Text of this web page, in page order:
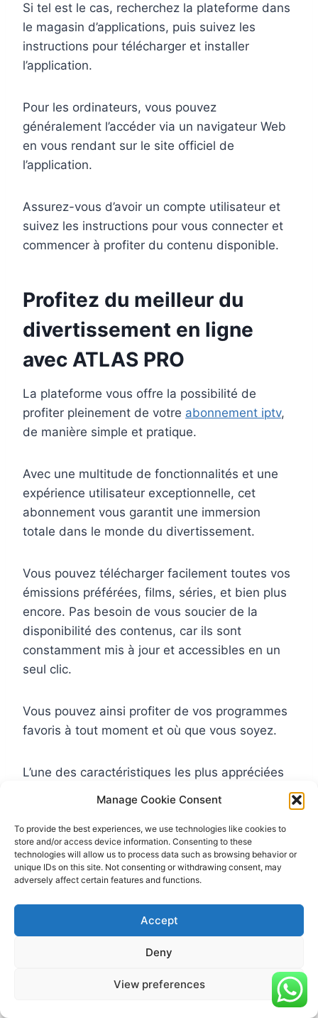
Manage Cookie Consent
To provide the best experiences, we use technologies like cookies to
store and/or access device information. Consenting to these
technologies will allow us to process data such as browsing behavior or
unique IDs on this site. Not consenting or withdrawing consent, may
adversely affect certain features and functions.
Accept
Deny
View preferences
Si tel est le cas, recherchez la plateforme dans
le magasin d’applications, puis suivez les
instructions pour télécharger et installer
l’application.
Pour les ordinateurs, vous pouvez
généralement l’accéder via un navigateur Web
en vous rendant sur le site officiel de
l’application.
Assurez-vous d’avoir un compte utilisateur et
suivez les instructions pour vous connecter et
commencer à profiter du contenu disponible.
Profitez du meilleur du
divertissement en ligne
avec ATLAS PRO
La plateforme vous offre la possibilité de
profiter pleinement de votre abonnement iptv,
de manière simple et pratique.
Avec une multitude de fonctionnalités et une
expérience utilisateur exceptionnelle, cet
abonnement vous garantit une immersion
totale dans le monde du divertissement.
Vous pouvez télécharger facilement toutes vos
émissions préférées, films, séries, et bien plus
encore. Pas besoin de vous soucier de la
disponibilité des contenus, car ils sont
constamment mis à jour et accessibles en un
seul clic.
Vous pouvez ainsi profiter de vos programmes
favoris à tout moment et où que vous soyez.
L’une des caractéristiques les plus appréciées
d’ATLAS PRO est son interface conviviale et
facile à utiliser. Rechercher des contenus
spécifiques devient un jeu d’enfant avec la
fonction de recherche intégrée.
découvrir de nouvelles émissions et films
ATLAS PRO propose également une expérience
de streaming de qualité, sans tamponnement